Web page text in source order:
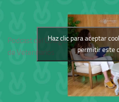
Podcast del Colegio
de Veterinarios
Haz clic para aceptar
permitir este